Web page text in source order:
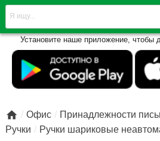
Установите наше приложение, чтобы
 Офис
Принадлежности
Ручки
Ручки шариковые